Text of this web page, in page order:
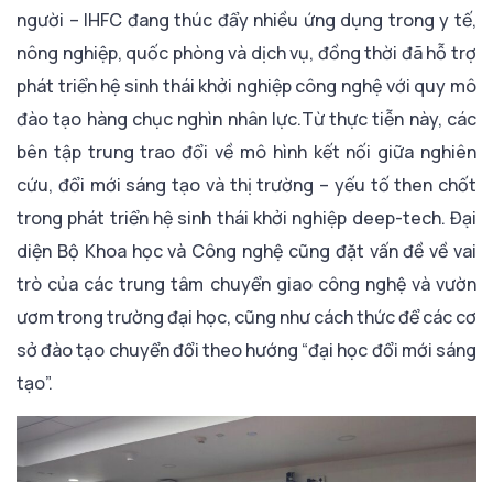
người – IHFC đang thúc đẩy nhiều ứng dụng trong y tế,
nông nghiệp, quốc phòng và dịch vụ, đồng thời đã hỗ trợ
phát triển hệ sinh thái khởi nghiệp công nghệ với quy mô
đào tạo hàng chục nghìn nhân lực.Từ thực tiễn này, các
bên tập trung trao đổi về mô hình kết nối giữa nghiên
cứu, đổi mới sáng tạo và thị trường – yếu tố then chốt
trong phát triển hệ sinh thái khởi nghiệp deep-tech. Đại
diện Bộ Khoa học và Công nghệ cũng đặt vấn đề về vai
trò của các trung tâm chuyển giao công nghệ và vườn
ươm trong trường đại học, cũng như cách thức để các cơ
sở đào tạo chuyển đổi theo hướng “đại học đổi mới sáng
tạo”.